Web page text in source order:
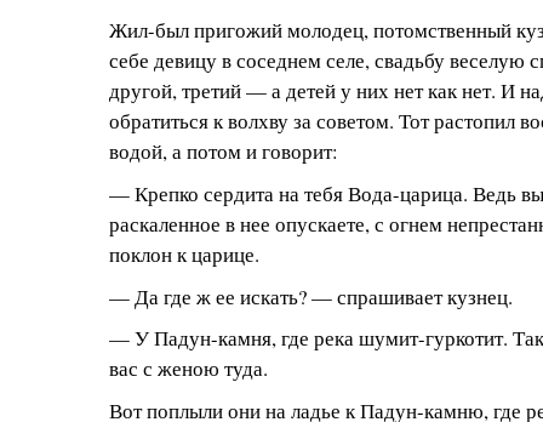
Жил-был пригожий молодец, потомственный
себе девицу в соседнем селе, свадьбу веселую
другой, третий — а детей у них нет как нет. И
обратиться к волхву за советом. Тот растопил
водой, а потом и говорит:
— Крепко сердита на тебя Вода-царица. Ведь
раскаленное в нее опускаете, с огнем
поклон к царице.
— Да где ж ее искать? — спрашивает кузнец.
— У Падун-камня, где река шумит-гуркотит.
вас с женою туда.
Вот поплыли они на ладье к Падун-камню, где